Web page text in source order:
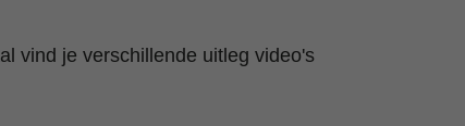
vind je verschillende uitleg video's